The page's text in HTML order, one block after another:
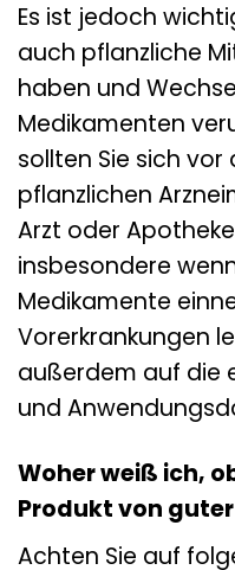
Es ist jedoch
auch pflanzliche
haben und
Medikamenten
sollten Sie sich
pflanzlichen
Arzt oder
insbesondere
Medikamente
Vorerkrankungen
außerdem auf die
und
Woher weiß ich,
Produkt von
Achten Sie auf